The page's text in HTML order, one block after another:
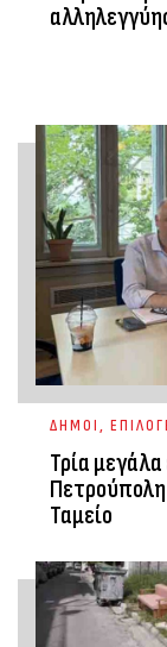
ΔΗΜΟΙ,
Τρία
Ταμείο